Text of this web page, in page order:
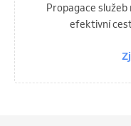
Propagace služeb
efektivní